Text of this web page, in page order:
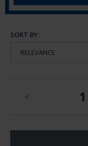
SORT BY:
1